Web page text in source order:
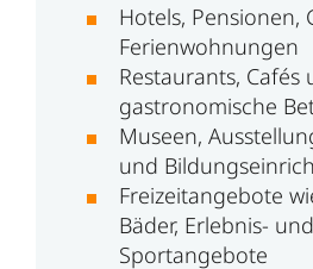
Hotels, Pensionen,
Ferienwohnungen
Restaurants, Cafés
gastronomische
Museen,
und
Freizeitangebote
Bäder, Erlebnis- und
Sportangebote